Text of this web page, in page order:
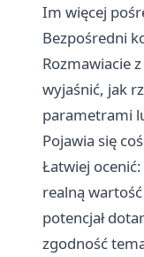
Im więcej
Bezpośredni
Rozmawiacie
wyjaśnić, jak
parametrami
Pojawia się
Łatwiej ocenić:
realną
potencjał
zgodność